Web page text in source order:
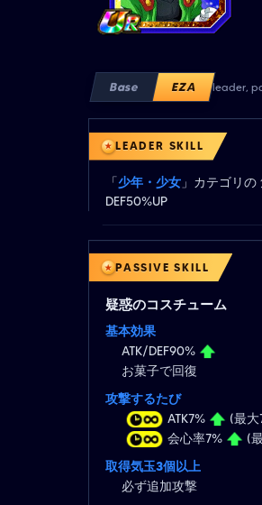
Base EZA leader,
LEADER SKILL
「少年・少女 」カテゴリの
DEF50%UP
PASSIVE SKILL
疑惑のコスチューム
基本効果
ATK/DEF90%
お菓子で回復
攻撃するたび
ATK7%
(最大
会心率7%
(
取得気玉3個以上
必ず追加攻撃